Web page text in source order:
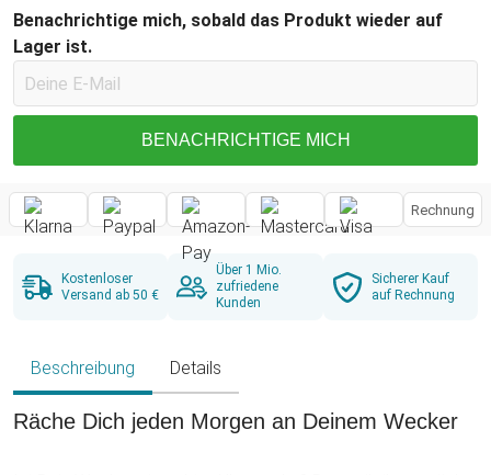
Benachrichtige mich, sobald das Produkt wieder auf
Lager ist.
BENACHRICHTIGE MICH
Rechnung
Kostenloser
Versand ab 50 €
Über 1 Mio.
zufriedene
Kunden
Sicherer Kauf
auf Rechnung
Beschreibung Details
Räche Dich jeden Morgen an Deinem Wecker